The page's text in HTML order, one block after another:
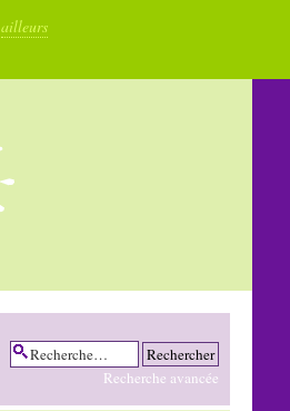
ailleurs
Recherche avancée